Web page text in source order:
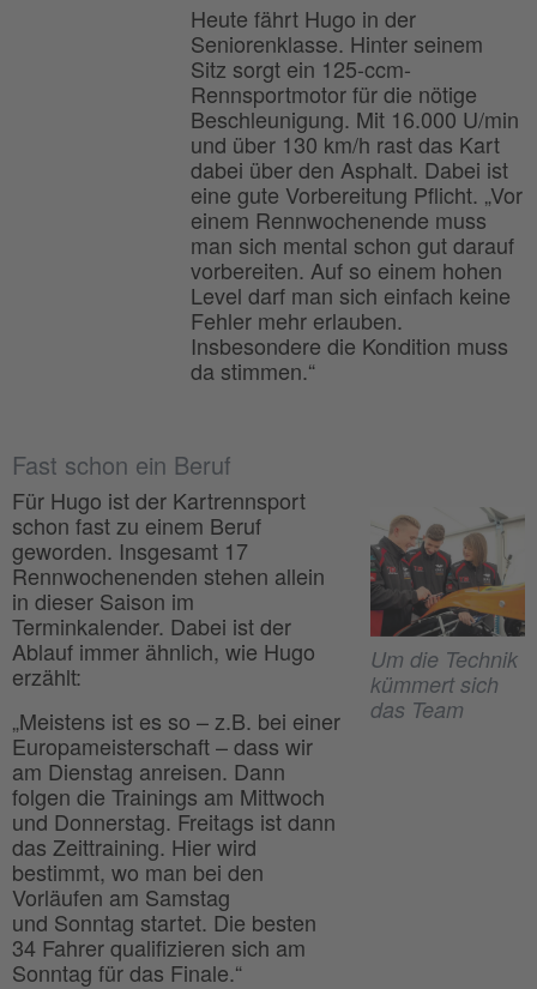
Heute fährt Hugo in der
Seniorenklasse. Hinter seinem
Sitz sorgt ein 125-ccm-
Rennsportmotor für die nötige
Beschleunigung. Mit 16.000 U/min
und über 130 km/h rast das Kart
dabei über den Asphalt. Dabei ist
eine gute Vorbereitung Pflicht. „Vor
einem Rennwochenende muss
man sich mental schon gut darauf
vorbereiten. Auf so einem hohen
Level darf man sich einfach keine
Fehler mehr erlauben.
Insbesondere die Kondition muss
da stimmen.“
Fast schon ein Beruf
Für Hugo ist der Kartrennsport
schon fast zu einem Beruf
geworden. Insgesamt 17
Rennwochenenden stehen allein
in dieser Saison im
Terminkalender. Dabei ist der
Ablauf immer ähnlich, wie Hugo
erzählt:
„Meistens ist es so – z.B. bei einer
Europameisterschaft – dass wir
am Dienstag anreisen. Dann
folgen die Trainings am Mittwoch
und Donnerstag. Freitags ist dann
das Zeittraining. Hier wird
bestimmt, wo man bei den
Vorläufen am Samstag
und Sonntag startet. Die besten
34 Fahrer qualifizieren sich am
Sonntag für das Finale.“
Um die Technik
kümmert sich
das Team